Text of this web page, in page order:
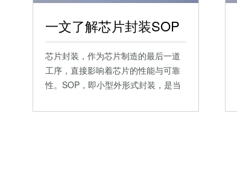
一文了解芯片封装SOP
芯片封装，作为芯片制造的最后一道
工序，直接影响着芯片的性能与可靠
性。SOP，即小型外形式封装，是当